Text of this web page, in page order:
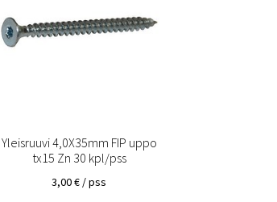
Yleisruuvi 4,0X35mm FIP uppo
tx15 Zn 30 kpl/pss
3,00€ / pss